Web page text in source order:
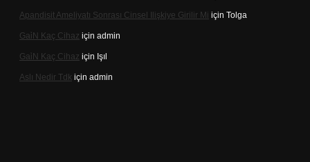
Apandisit Ameliyatı Sonrası Cinsel Ilişkiye Girilir Mi için Tolga
Gai̇N Kaç Cihaz için admin
Gai̇N Kaç Cihaz için Işıl
Aslı Nedir Tdk için admin